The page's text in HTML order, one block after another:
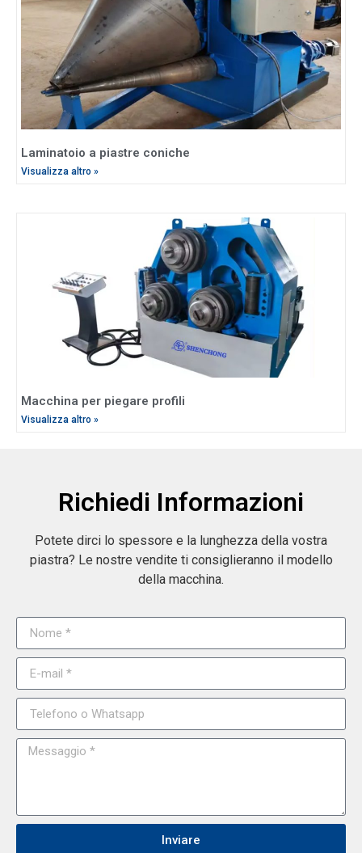
Laminatoio a piastre coniche
Visualizza altro »
Macchina per piegare profili
Visualizza altro »
Richiedi Informazioni
Potete dirci lo spessore e la lunghezza della vostra
piastra? Le nostre vendite ti consiglieranno il modello
della macchina.
Inviare